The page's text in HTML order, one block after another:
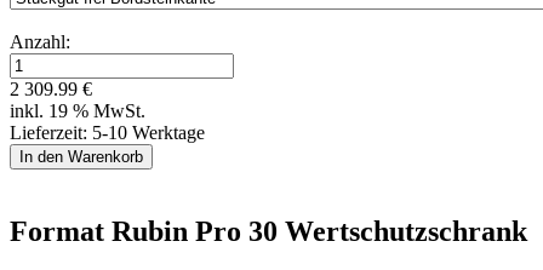
Anzahl:
2 309.99 €
inkl. 19 % MwSt.
Lieferzeit: 5-10 Werktage
Format Rubin Pro 30 Wertschutzschrank